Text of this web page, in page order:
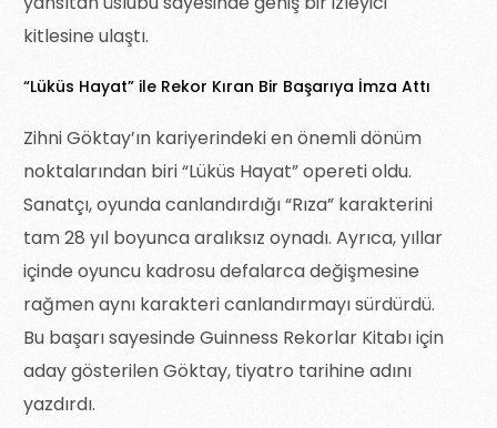
kitlesine ulaştı.
“Lüküs Hayat” ile Rekor Kıran Bir Başarıya İmza Attı
Zihni Göktay’ın kariyerindeki en önemli dönüm
noktalarından biri “Lüküs Hayat” opereti oldu.
Sanatçı, oyunda canlandırdığı “Rıza” karakterini
tam 28 yıl boyunca aralıksız oynadı. Ayrıca, yıllar
içinde oyuncu kadrosu defalarca değişmesine
rağmen aynı karakteri canlandırmayı sürdürdü.
Bu başarı sayesinde Guinness Rekorlar Kitabı için
aday gösterilen Göktay, tiyatro tarihine adını
yazdırdı.